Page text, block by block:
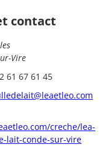
contact
Vire
61 67 61 45
creche/lea-
lait-conde-sur-vire